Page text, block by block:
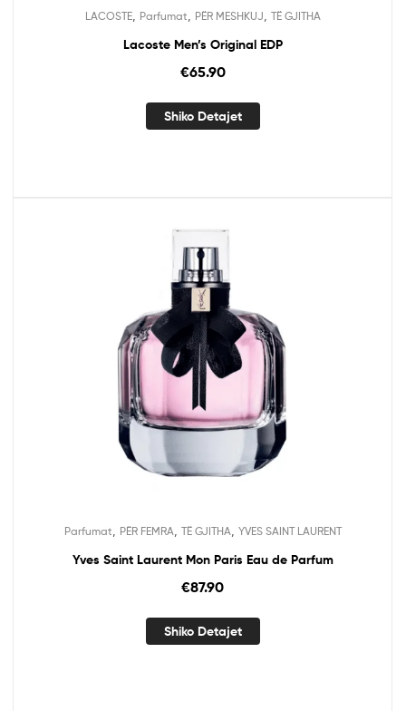
LACOSTE, Parfumat PËR MESHKUJ TË GJITHA
Lacoste Men’s Original EDP
€65.90
Shiko Detajet
Parfumat PËR FEMRA TË GJITHA YVES SAINT LAURENT
Yves Saint Laurent Mon Paris Eau de Parfum
€87.90
Shiko Detajet